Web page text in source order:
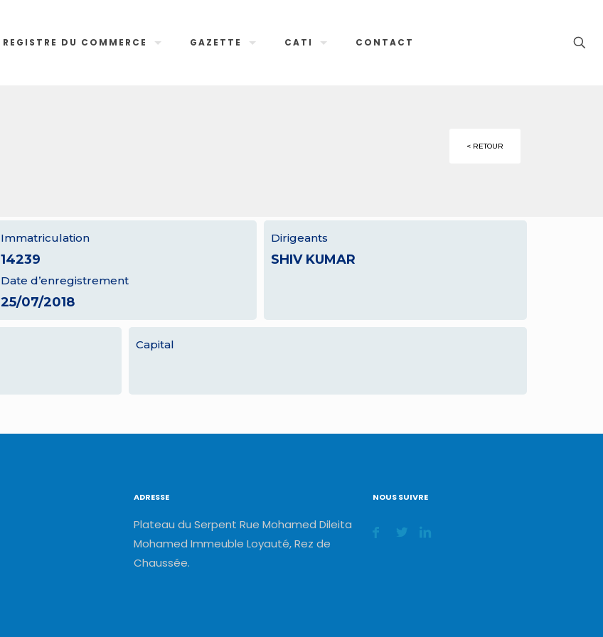
REGISTRE DU COMMERCE GAZETTE CATI CONTACT
< RETOUR
Immatriculation
14239
Date d’enregistrement
25/07/2018
Dirigeants
SHIV KUMAR
Capital
ADRESSE
Plateau du Serpent Rue Mohamed Dileita
Mohamed Immeuble Loyauté, Rez de
Chaussée.
NOUS SUIVRE